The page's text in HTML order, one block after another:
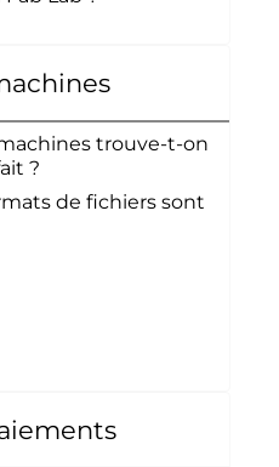
trouve-t-on
?
de fichiers sont